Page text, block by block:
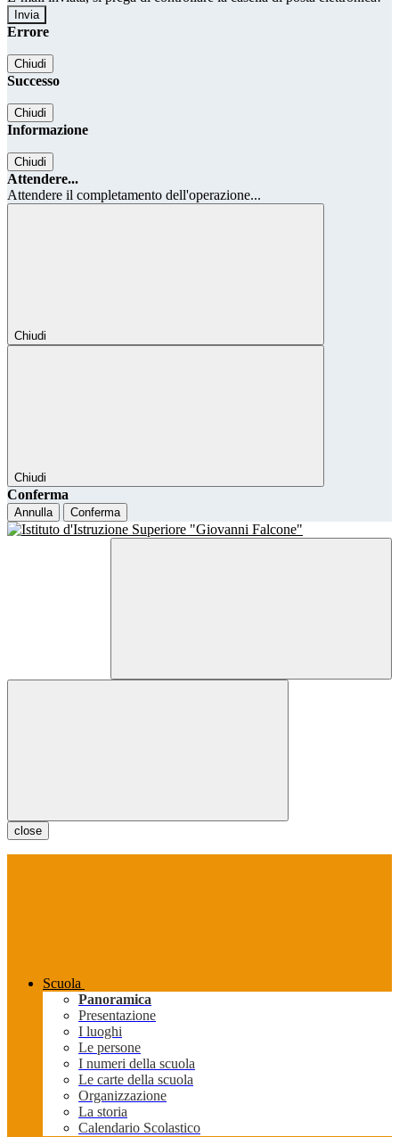
Errore
Chiudi
Successo
Chiudi
Informazione
Chiudi
Attendere...
Attendere il completamento dell'operazione...
Chiudi
Chiudi
Conferma
Annulla Conferma
close
Scuola
Panoramica
Presentazione
I luoghi
Le persone
I numeri della scuola
Le carte della scuola
Organizzazione
La storia
Calendario Scolastico